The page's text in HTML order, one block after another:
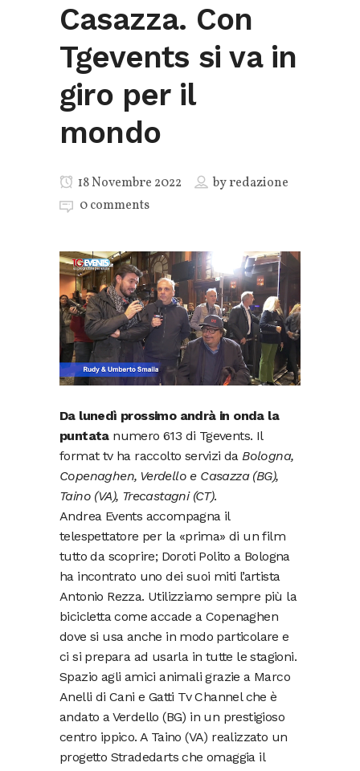
Casazza. Con
Tgevents si va in
giro per il
mondo
18 Novembre 2022 byredazione
0 comments
Da lunedì prossimo andrà in onda la
puntata numero 613 di Tgevents. Il
format tv ha raccolto servizi daBologna,
Copenaghen, Verdello e Casazza (BG),
Taino (VA), Trecastagni (CT).
Andrea Events accompagna il
telespettatore per la «prima» di un film
tutto da scoprire; Doroti Polito a Bologna
ha incontrato uno dei suoi miti l’artista
Antonio Rezza. Utilizziamo sempre più la
bicicletta come accade a Copenaghen
dove si usa anche in modo particolare e
ci si prepara ad usarla in tutte le stagioni.
Spazio agli amici animali grazie a Marco
Anelli di Cani e Gatti Tv Channel che è
andato a Verdello (BG) in un prestigioso
centro ippico. A Taino (VA) realizzato un
progetto Stradedarts che omaggia il